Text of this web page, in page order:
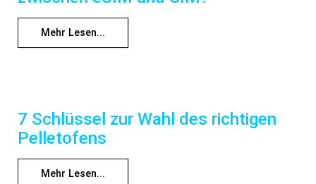
Mehr Lesen...
7 Schlüssel zur Wahl des richtigen
Pelletofens
Mehr Lesen...